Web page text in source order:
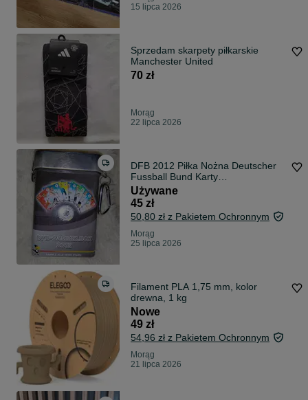
15 lipca 2026
Sprzedam skarpety piłkarskie
Manchester United
70 zł
Morąg
22 lipca 2026
DFB 2012 Piłka Nożna Deutscher
Fussball Bund Karty
Kolekcjonerskie 35
Używane
45 zł
50,80 zł z Pakietem Ochronnym
Morąg
25 lipca 2026
Filament PLA 1,75 mm, kolor
drewna, 1 kg
Nowe
49 zł
54,96 zł z Pakietem Ochronnym
Morąg
21 lipca 2026